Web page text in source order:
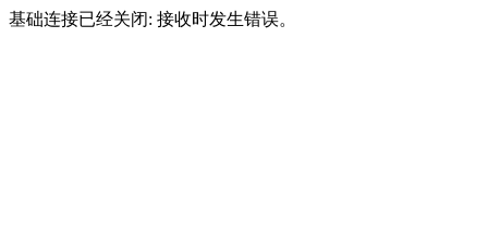
基础连接已经关闭: 接收时发生错误。